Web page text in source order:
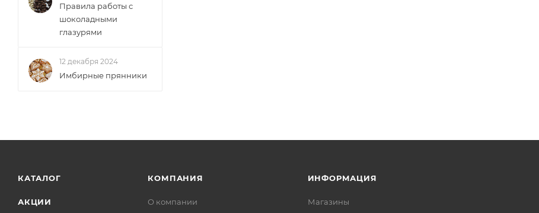
Правила работы с
шоколадными
глазурями
12 декабря 2024
Имбирные прянники
КАТАЛОГ
АКЦИИ
КОМПАНИЯ
О компании
ИНФОРМАЦИЯ
Магазины